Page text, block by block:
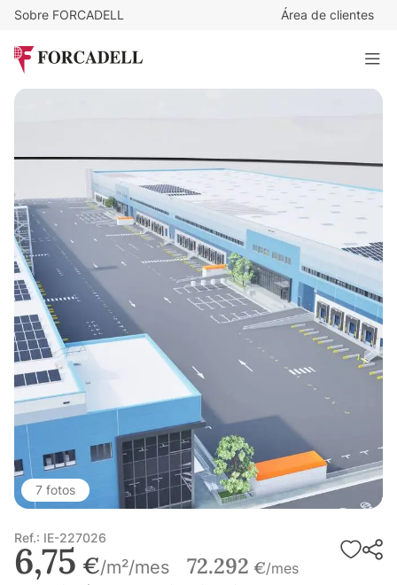
Sobre FORCADELL Área de clientes
Nave logística en alquiler de 10.710 m² - Villaverde, Madrid
10.710 m²
7 fotos
Ref.: IE-227026
6,75 €/m²/mes 72.292 €/mes